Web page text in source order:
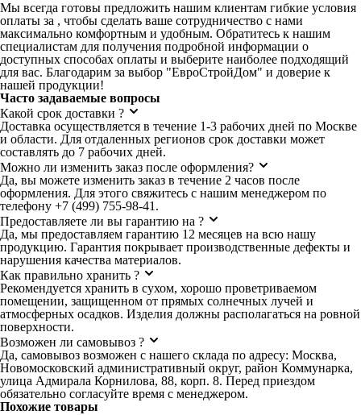
Мы всегда готовы предложить нашим клиентам гибкие условия
оплаты за , чтобы сделать ваше сотрудничество с нами
максимально комфортным и удобным. Обратитесь к нашим
специалистам для получения подробной информации о
доступных способах оплаты и выберите наиболее подходящий
для вас. Благодарим за выбор "ЕвроСтройДом" и доверие к
нашей продукции!
Часто задаваемые вопросы
Какой срок доставки ?
Доставка осуществляется в течение 1-3 рабочих дней по Москве
и области. Для отдаленных регионов срок доставки может
составлять до 7 рабочих дней.
Можно ли изменить заказ после оформления?
Да, вы можете изменить заказ в течение 2 часов после
оформления. Для этого свяжитесь с нашим менеджером по
телефону +7 (499) 755-98-41.
Предоставляете ли вы гарантию на ?
Да, мы предоставляем гарантию 12 месяцев на всю нашу
продукцию. Гарантия покрывает производственные дефекты и
нарушения качества материалов.
Как правильно хранить ?
Рекомендуется хранить в сухом, хорошо проветриваемом
помещении, защищенном от прямых солнечных лучей и
атмосферных осадков. Изделия должны располагаться на ровной
поверхности.
Возможен ли самовывоз ?
Да, самовывоз возможен с нашего склада по адресу: Москва,
Новомосковский административный округ, район Коммунарка,
улица Адмирала Корнилова, 88, корп. 8. Перед приездом
обязательно согласуйте время с менеджером.
Похожие товары